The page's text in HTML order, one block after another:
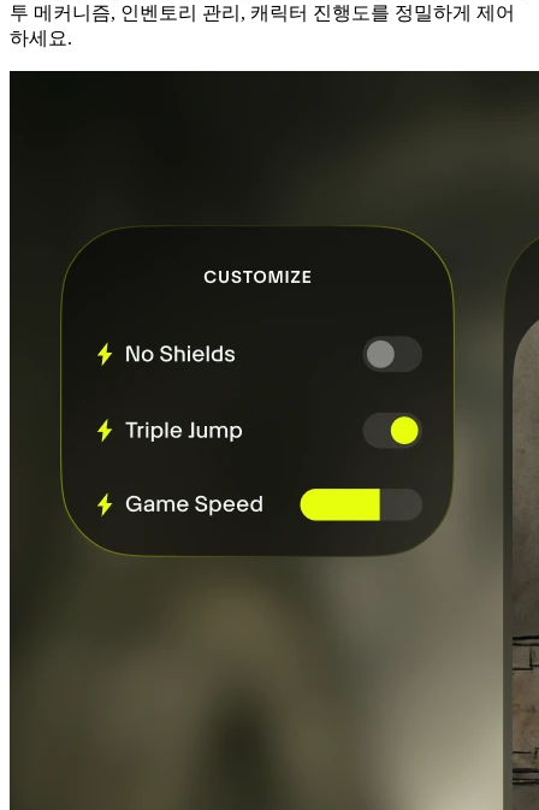
투 메커니즘, 인벤토리 관리, 캐릭터 진행도를 정밀하게 제어
하세요.